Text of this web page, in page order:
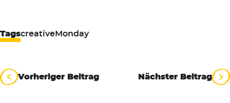
TagscreativeMonday
Beitragsnavigation
Vorheriger Beitrag Nächster Beitrag